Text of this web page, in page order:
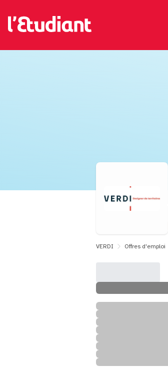
VERDI Offres d'emploi